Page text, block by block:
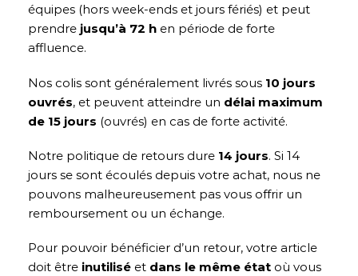
équipes (hors week-ends et jours fériés) et peut
prendre jusqu’à 72 h en période de forte
affluence.
Nos colis sont généralement livrés sous 10 jours
ouvrés, et peuvent atteindre un délai maximum
de 15 jours (ouvrés) en cas de forte activité.
Notre politique de retours dure 14 jours. Si 14
jours se sont écoulés depuis votre achat, nous ne
pouvons malheureusement pas vous offrir un
remboursement ou un échange.
Pour pouvoir bénéficier d’un retour, votre article
doit être inutilisé et dans le même état où vous